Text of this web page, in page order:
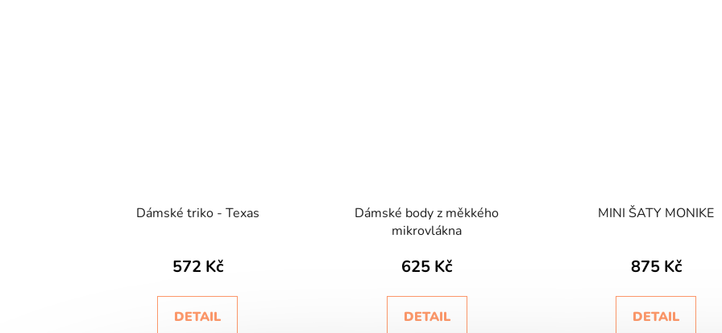
Dámské triko - Texas
572 Kč
DETAIL
Dámské body z měkkého
mikrovlákna
625 Kč
DETAIL
MINI ŠATY MONIKE
875 Kč
DETAIL